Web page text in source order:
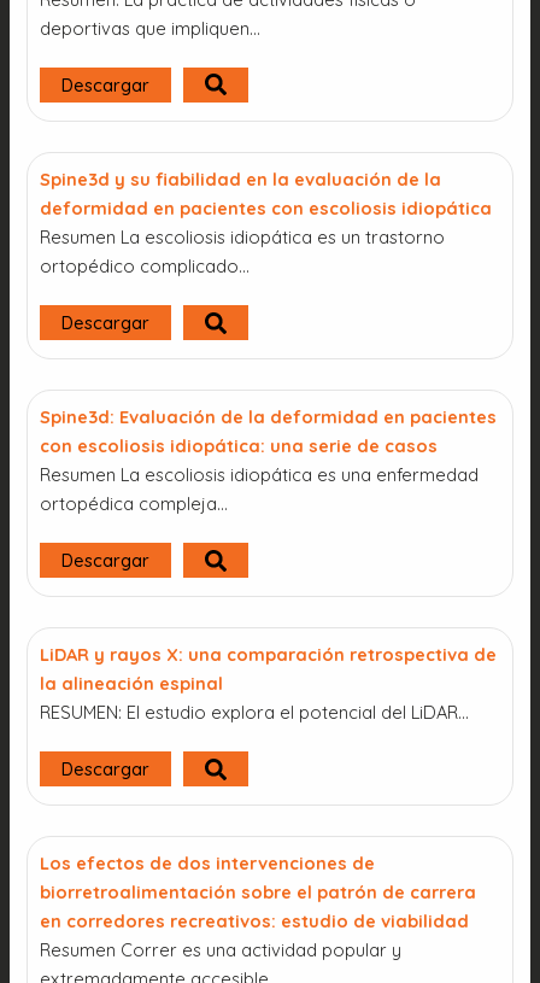
deportivas que impliquen…
Descargar
Spine3d y su fiabilidad en la evaluación de la
deformidad en pacientes con escoliosis idiopática
Resumen La escoliosis idiopática es un trastorno
ortopédico complicado…
Descargar
Spine3d: Evaluación de la deformidad en pacientes
con escoliosis idiopática: una serie de casos
Resumen La escoliosis idiopática es una enfermedad
ortopédica compleja…
Descargar
LiDAR y rayos X: una comparación retrospectiva de
la alineación espinal
RESUMEN: El estudio explora el potencial del LiDAR…
Descargar
Los efectos de dos intervenciones de
biorretroalimentación sobre el patrón de carrera
en corredores recreativos: estudio de viabilidad
Resumen Correr es una actividad popular y